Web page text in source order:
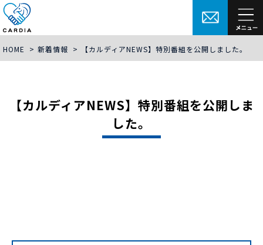
HOME > 新着情報 > 【カルディアNEWS】特別番組を公開しました。
【カルディアNEWS】特別番組を公開しま
した。